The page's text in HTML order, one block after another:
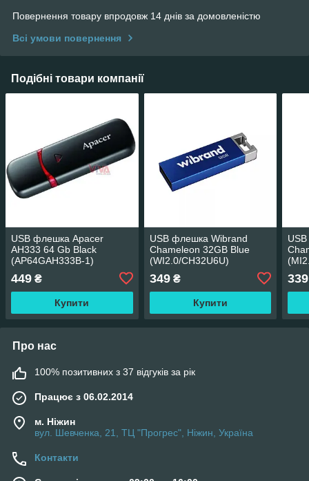
Повернення товару впродовж 14 днів за домовленістю
Всі умови повернення
Подібні товари компанії
USB флешка Apacer
AH333 64 Gb Black
(AP64GAH333B-1)
449 ₴
Купити
USB флешка Wibrand
Chameleon 32GB Blue
(WI2.0/CH32U6U)
349₴
Купити
339
Про нас
100% позитивних з 37 відгуків за рік
Працює з 06.02.2014
м. Ніжин
вул. Шевченка, 21, ТЦ "Прогрес", Ніжин, Україна
Контакти